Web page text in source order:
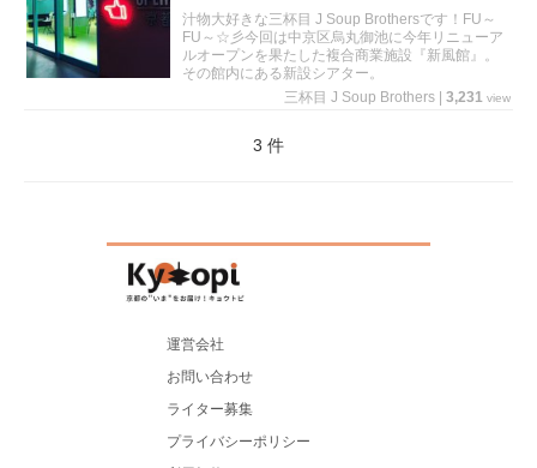
汁物大好きな三杯目 J Soup Brothersです！FU～
FU～☆彡今回は中京区烏丸御池に今年リニューア
ルオープンを果たした複合商業施設『新風館』。
その館内にある新設シアター。
三杯目 J Soup Brothers
3,231 view
3 件
運営会社
お問い合わせ
ライター募集
プライバシーポリシー